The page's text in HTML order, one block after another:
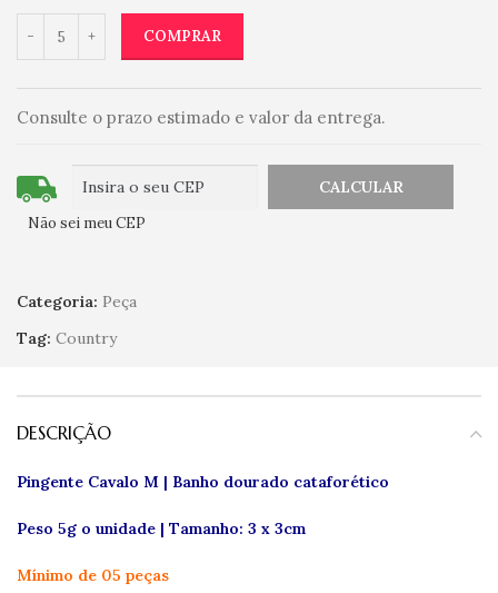
COMPRAR
Consulte o prazo estimado e valor da entrega.
Não sei meu CEP
Categoria: Peça
Tag: Country
DESCRIÇÃO
Pingente Cavalo M | Banho dourado cataforético
Peso 5g o unidade | Tamanho: 3 x 3cm
Mínimo de 05 peças